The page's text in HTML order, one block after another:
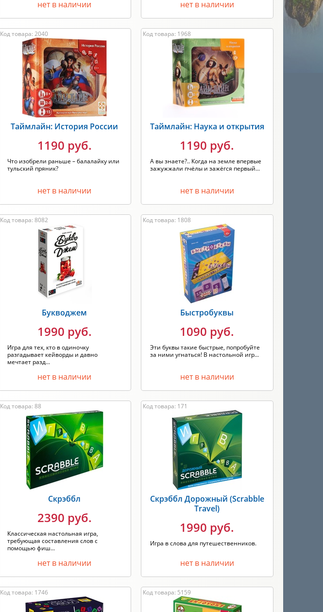
нет в наличии нет в наличии
Код товара: 2040
Таймлайн: История России
1190 руб.
Что изобрели раньше – балалайку или
тульский пряник?
нет в наличии
Код товара: 1968
Таймлайн: Наука и открытия
1190 руб.
А вы знаете?.. Когда на земле впервые
зажужжали пчёлы и зажёгся первый...
нет в наличии
Код товара: 8082
Букводжем
1990 руб.
Игра для тех, кто в одиночку
разгадывает кейворды и давно
мечтает разд...
нет в наличии
Код товара: 1808
Быстробуквы
1090 руб.
Эти буквы такие быстрые, попробуйте
за ними угнаться! В настольной игр...
нет в наличии
Код товара: 88
Скрэббл
2390 руб.
Классическая настольная игра,
требующая составления слов с
помощью фиш...
нет в наличии
Код товара: 171
Скрэббл Дорожный (Scrabble
Travel)
1990 руб.
Игра в слова для путешественников.
нет в наличии
Код товара: 1746 Код товара: 5159